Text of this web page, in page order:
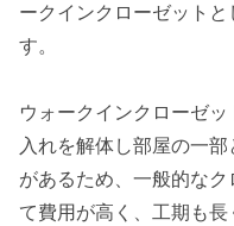
ークインクローゼット
す。
ウォークインクローゼ
入れを解体し部屋の一
があるため、一般的な
て費用が高く、工期も長